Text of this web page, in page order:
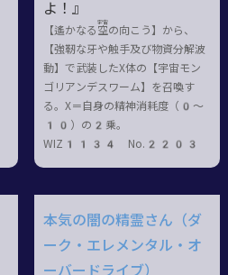
よ！』
【遙かなる 空
宇宙
の向こう】から、
【強靭な牙や触手及び物資分解波
動】で武装したX体の【宇宙モン
ゴリアンデスワーム】を召喚す
る。X＝自身の精神消耗度（0〜
10）の2乗。
WIZ1134 No.2203
本気の闇の精霊さん（ダ
ーク・エレメンタル・オ
ーバードライブ）